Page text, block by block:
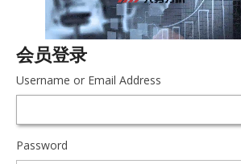
会员登录
Username or Email Address
Password